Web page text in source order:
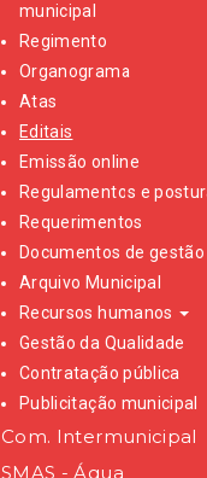
municipal
Regimento
Organograma
Atas
Editais
Emissão online
Regulamentos e
Requerimentos
Documentos de gestão
Arquivo Municipal
Recursos humanos
Gestão da Qualidade
Contratação pública
Publicitação municipal
Com. Intermunicipal
SMAS - Água